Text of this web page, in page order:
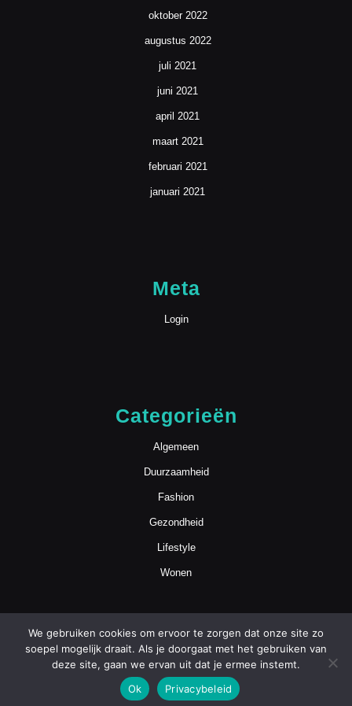
oktober 2022
augustus 2022
juli 2021
juni 2021
april 2021
maart 2021
februari 2021
januari 2021
Meta
Login
Categorieën
Algemeen
Duurzaamheid
Fashion
Gezondheid
Lifestyle
Wonen
Blog WordPress Theme Copyright
mamasmoois.nl | Alle Rechten Voorbehouden
We gebruiken cookies om ervoor te zorgen dat onze site zo
soepel mogelijk draait. Als je doorgaat met het gebruiken van
deze site, gaan we ervan uit dat je ermee instemt.
Ok
Privacybeleid